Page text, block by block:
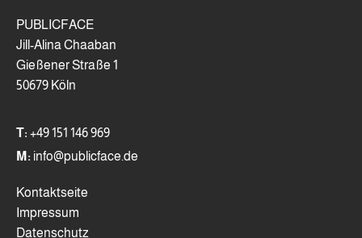
PUBLICFACE
Jill-Alina Chaaban
Gießener Straße 1
50679 Köln
T: +49 151 146 969
M: info@publicface.de
Kontaktseite
Impressum
Datenschutz